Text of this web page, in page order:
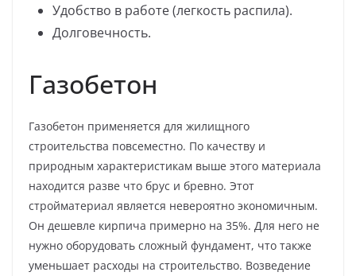
Удобство в работе (легкость распила).
Долговечность.
Газобетон
Газобетон применяется для жилищного
строительства повсеместно. По качеству и
природным характеристикам выше этого материала
находится разве что брус и бревно. Этот
стройматериал является невероятно экономичным.
Он дешевле кирпича примерно на 35%. Для него не
нужно оборудовать сложный фундамент, что также
уменьшает расходы на строительство. Возведение